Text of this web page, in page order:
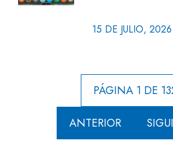
15 DE JULIO, 2026
PÁGINA 1 DE
ANTERIOR